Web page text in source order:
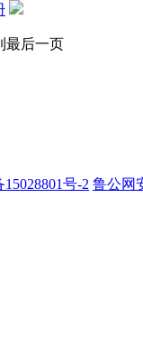
最后一页
号-2 鲁公网